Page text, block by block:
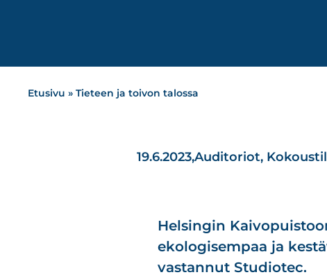
Etusivu » Tieteen ja toivon talossa
19.6.2023,Auditoriot,
Helsingin
ekologisempaa ja
vastannut Studiotec.